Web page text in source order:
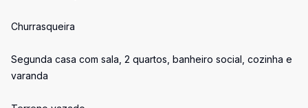
Churrasqueira
Segunda casa com sala, 2 quartos, banheiro social, cozinha e
varanda